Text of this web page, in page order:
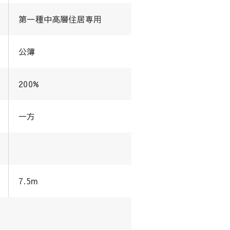
第一種中高層住居専用
公簿
200%
一方
7.5m